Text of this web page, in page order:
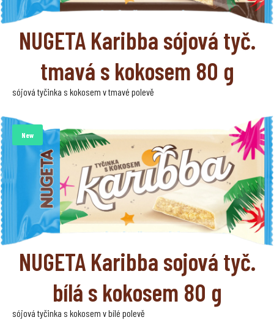
NUGETA Karibba sójová tyč.
tmavá s kokosem 80 g
sójová tyčinka s kokosem v tmavé polevě
New
NUGETA Karibba sojová tyč.
bílá s kokosem 80 g
sójová tyčinka s kokosem v bílé polevě